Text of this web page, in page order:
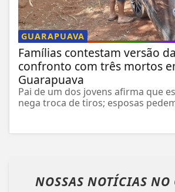
GUARAPUAVA
Famílias contestam versão
confronto com três mortos
Guarapuava
Pai de um dos jovens afirma que
nega troca de tiros; esposas
NOSSAS NOTÍCIAS NO